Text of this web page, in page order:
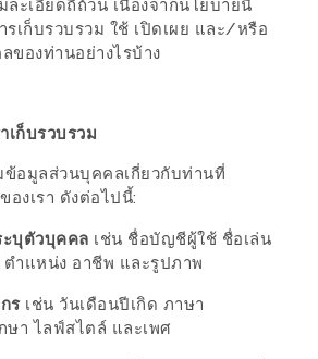
ะเอียดถี่ถ้วน เนื่องจากนโยบายนี้
รเก็บรวบรวม ใช้ เปิดเผย และ/หรือ
องท่านอย่างไรบ้าง
เก็บรวบรวม
ข้อมูลส่วนบุคคลเกี่ยวกับท่านที่
องเรา ดังต่อไปนี้:
บุตัวบุคคล เช่น ชื่อบัญชีผู้ใช้ ชื่อเล่น
ตำแหน่ง อาชีพ และรูปภาพ
ร เช่น วันเดือนปีเกิด ภาษา
ษา ไลฟ์สไตล์ และเพศ